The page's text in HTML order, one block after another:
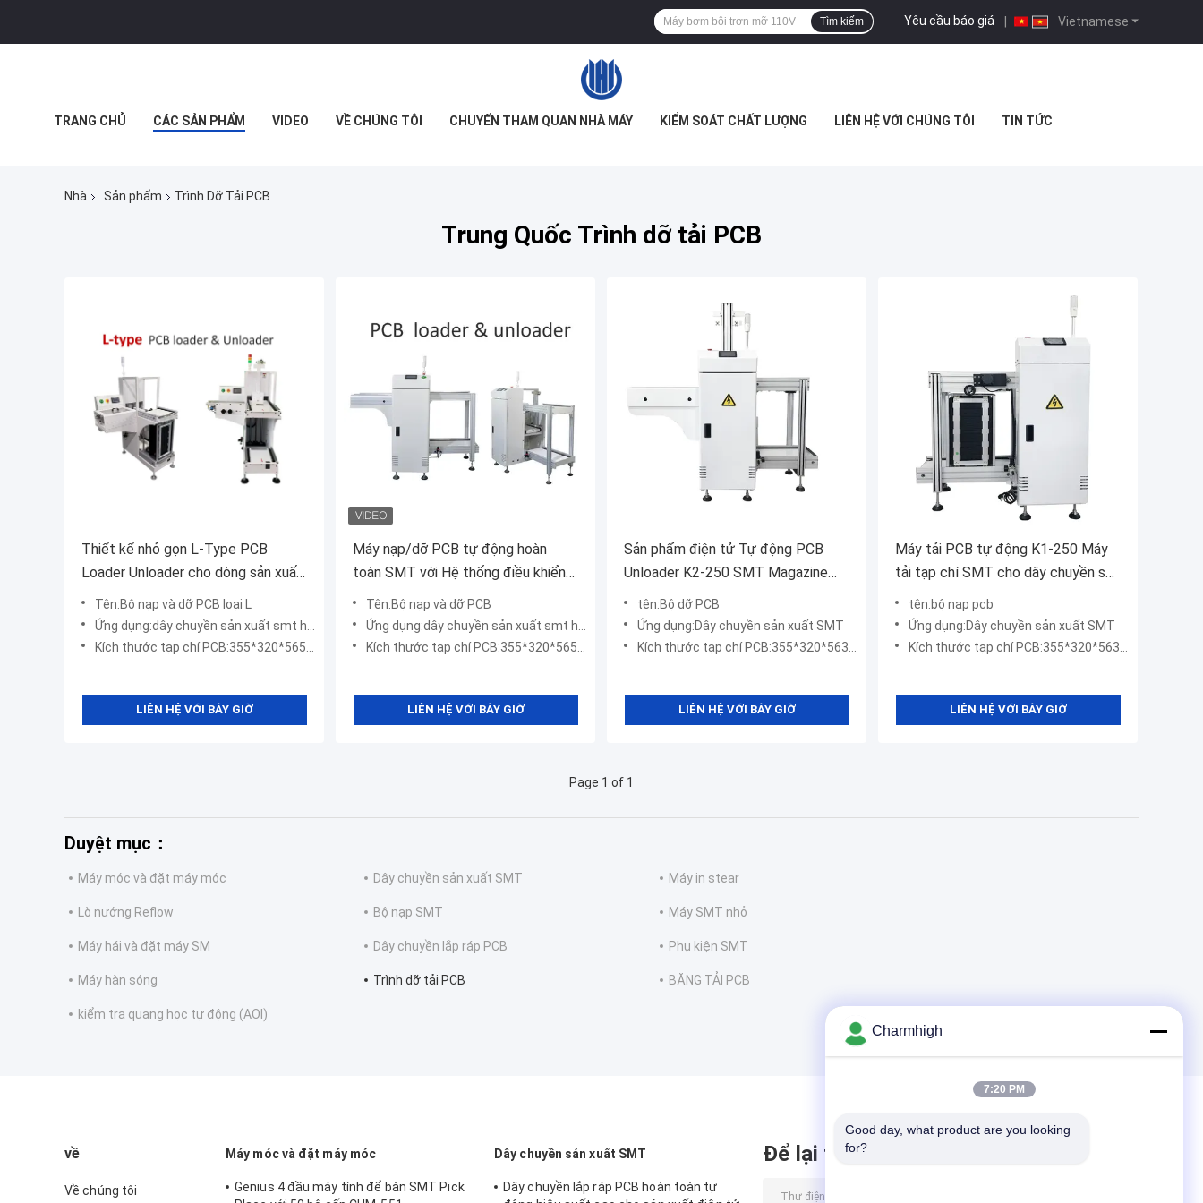
Vietnamese
Yêu cầu báo giá |
Tìm kiếm
TRANG CHỦ CÁC SẢN PHẨM VIDEO VỀ CHÚNG TÔI CHUYẾN THAM QUAN NHÀ MÁY KIỂM SOÁT CHẤT LƯỢNG LIÊN HỆ VỚI CHÚNG TÔI TIN TỨC
Nhà Sản phẩm Trình Dỡ Tải PCB
Trung Quốc Trình dỡ tải PCB
Thiết kế nhỏ gọn L-Type PCB
Loader Unloader cho dòng sản xuất
tải tạp chí SMT
Tên:Bộ nạp và dỡ PCB loại L
Ứng dụng:dây chuyền sản xuất smt hoàn toàn tự động
Kích thước tạp chí PCB:355*320*565mm; 460*400*565mm;
LIÊN HỆ VỚI BÂY GIỜ
Máy nạp/dỡ PCB tự động hoàn
toàn SMT với Hệ thống điều khiển
PLC và Tương thích Giao diện
SMEMA
Tên:Bộ nạp và dỡ PCB
Ứng dụng:dây chuyền sản xuất smt hoàn toàn tự động
Kích thước tạp chí PCB:355*320*565mm; 460*400*565mm; 535*460*565mm, 648*530*568mm
LIÊN HỆ VỚI BÂY GIỜ
Sản phẩm điện tử Tự động PCB
Unloader K2-250 SMT Magazine
Loader cho dây chuyền lắp ráp SMT
tên:Bộ dỡ PCB
Ứng dụng:Dây chuyền sản xuất SMT
Kích thước tạp chí PCB:355*320*563mm (miễn phí)
LIÊN HỆ VỚI BÂY GIỜ
Máy tải PCB tự động K1-250 Máy
tải tạp chí SMT cho dây chuyền sản
xuất SMT
tên:bộ nạp pcb
Ứng dụng:Dây chuyền sản xuất SMT
Kích thước tạp chí PCB:355*320*563mm (miễn phí)
LIÊN HỆ VỚI BÂY GIỜ
Page 1 of 1
Duyệt mục：
Máy móc và đặt máy móc Dây chuyền sản xuất SMT Máy in stear
Lò nướng Reflow Bộ nạp SMT Máy SMT nhỏ
Máy hái và đặt máy SM Dây chuyền lắp ráp PCB Phụ kiện SMT
Máy hàn sóng Trình dỡ tải PCB BĂNG TẢI PCB
kiểm tra quang học tự động (AOI)
về
Về chúng tôi
Máy móc và đặt máy móc
Genius 4 đầu máy tính để bàn SMT Pick
Dây chuyền sản xuất SMT
Dây chuyền lắp ráp PCB hoàn toàn tự
Để lại tin nhắn
Charmhigh
7:20 PM
Good day, what product are you looking
for?